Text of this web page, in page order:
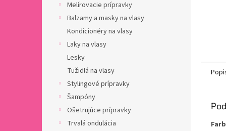
Melírovacie prípravky
Balzamy a masky na vlasy
Kondicionéry na vlasy
Laky na vlasy
Lesky
Tužidlá na vlasy
Stylingové prípravky
Šampóny
Ošetrujúce prípravky
Trvalá ondulácia